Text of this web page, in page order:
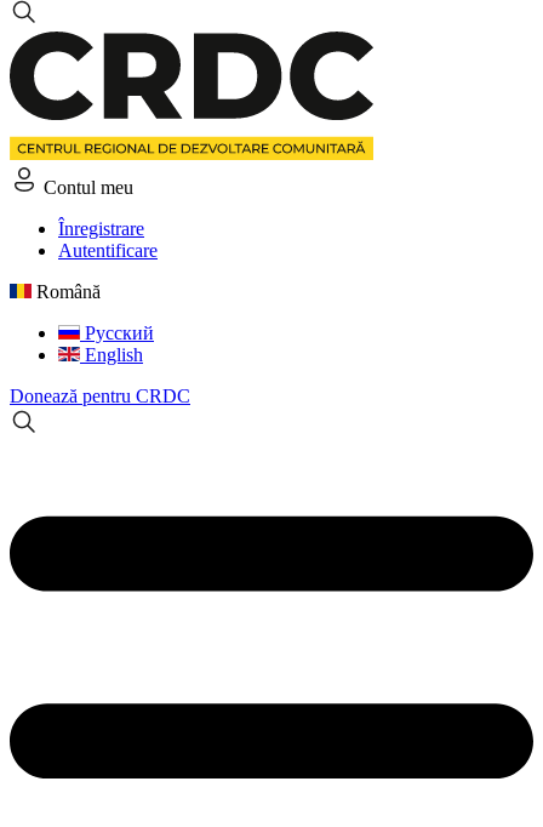
Contul meu
Înregistrare
Autentificare
Română
Русский
English
Donează pentru CRDC